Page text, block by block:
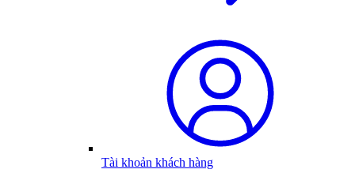
Tài khoản khách hàng